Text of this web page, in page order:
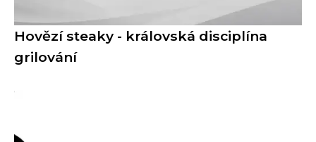
Hovězí steaky - královská disciplína
grilování